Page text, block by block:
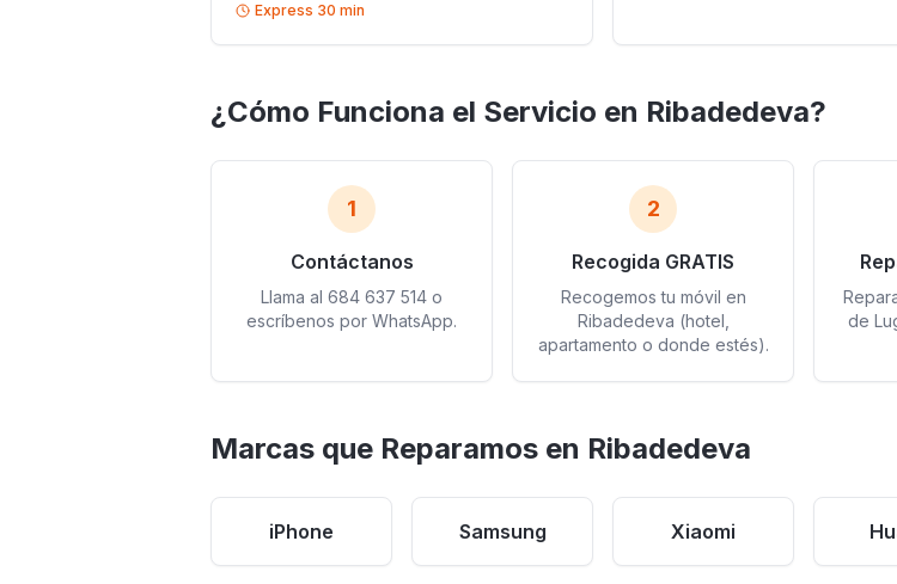
Express 30 min
¿Cómo Funciona el Servicio en Ribadedeva?
1
Contáctanos
Llama al 684 637 514 o
escríbenos por WhatsApp.
2
Recogida GRATIS
Recogemos tu móvil en
Ribadedeva (hotel,
apartamento o donde estés).
de
Marcas que Reparamos en Ribadedeva
iPhone Samsung Xiaomi